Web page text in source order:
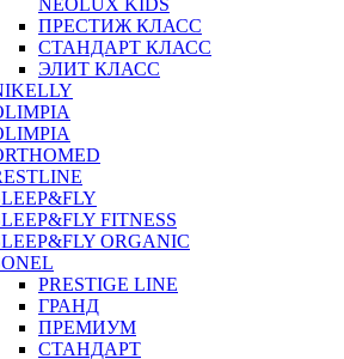
ПРЕСТИЖ КЛАСС
СТАНДАРТ КЛАСС
ЭЛИТ КЛАСС
FITNESS
ORGANIC
PRESTIGE LINE
ГРАНД
ПРЕМИУМ
СТАНДАРТ